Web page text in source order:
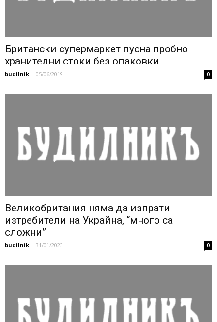
Британски супермаркет пусна пробно
хранителни стоки без опаковки
budilnik - 05/06/2019 0
Великобритания няма да изпрати
изтребители на Украйна, “много са
сложни”
budilnik - 31/01/2023 0